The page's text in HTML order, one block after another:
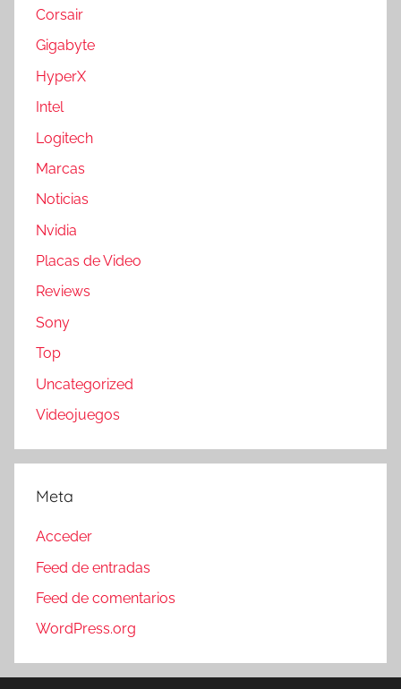
Corsair
Gigabyte
HyperX
Intel
Logitech
Marcas
Noticias
Nvidia
Placas de Video
Reviews
Sony
Top
Uncategorized
Videojuegos
Meta
Acceder
Feed de entradas
Feed de comentarios
WordPress.org